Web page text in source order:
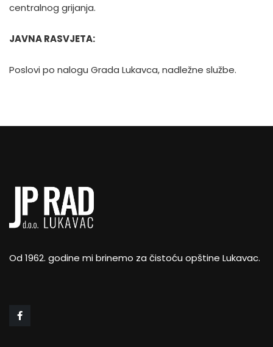
centralnog grijanja.
JAVNA RASVJETA:
Poslovi po nalogu Grada Lukavca, nadležne službe.
Od 1962. godine mi brinemo za čistoću opštine Lukavac.